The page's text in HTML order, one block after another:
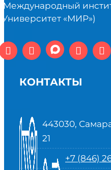
«МИР»)
КОНТАКТЫ
443030,
21
+7 (846)